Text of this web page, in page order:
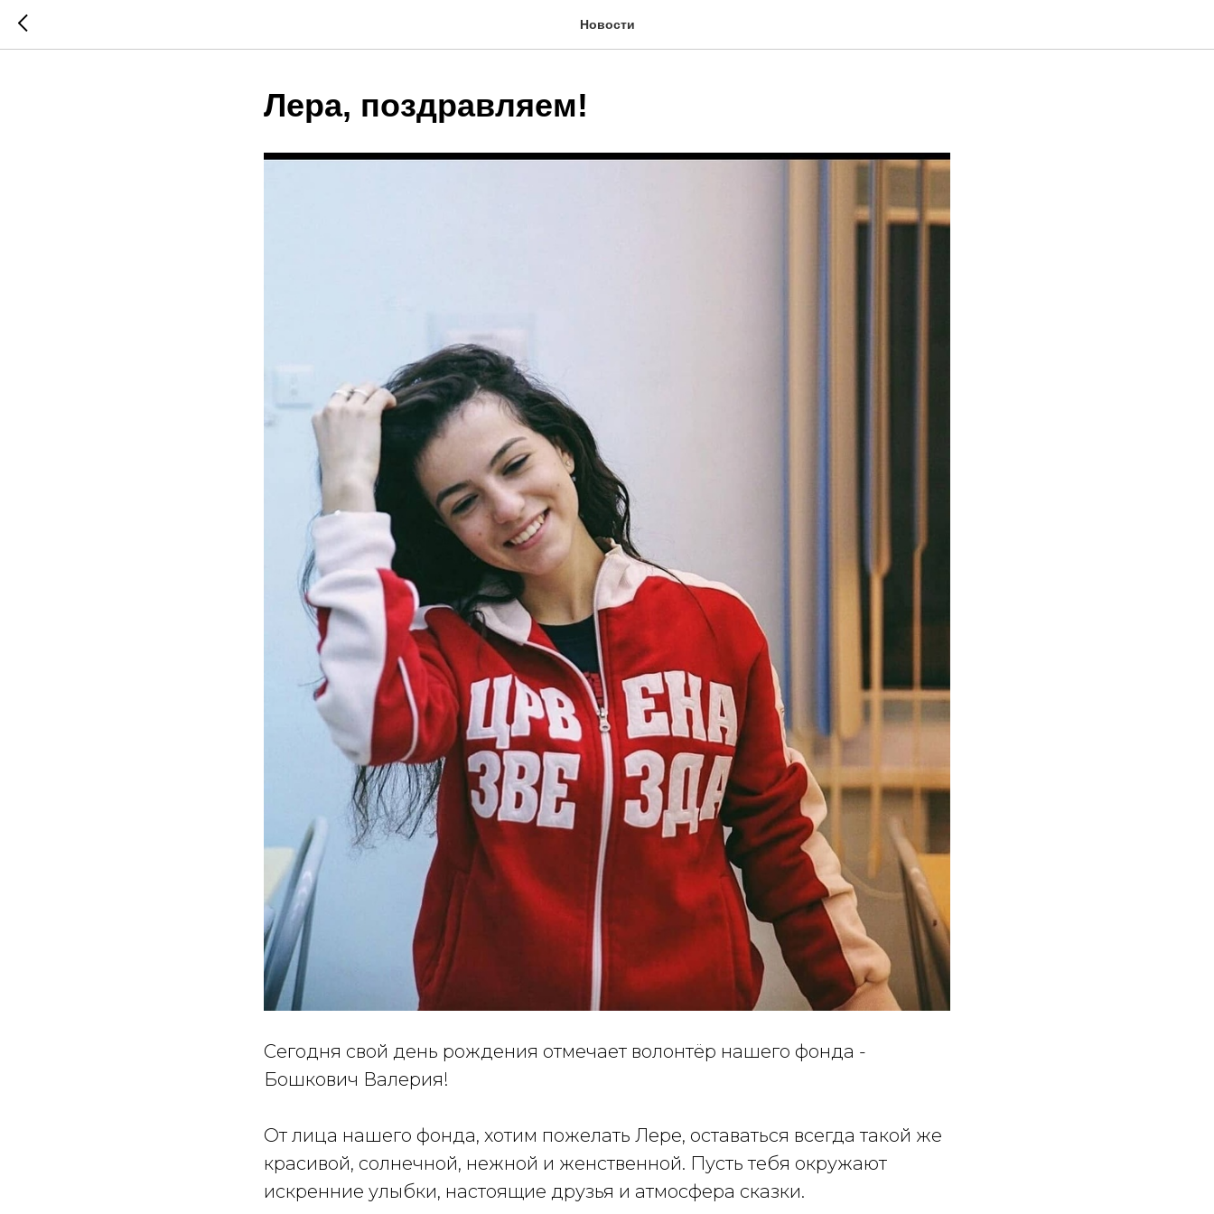
Новости
Лера, поздравляем!
Сегодня свой день рождения отмечает волонтёр нашего фонда -
Бошкович Валерия!
От лица нашего фонда, хотим пожелать Лере, оставаться всегда такой же
красивой, солнечной, нежной и женственной. Пусть тебя окружают
искренние улыбки, настоящие друзья и атмосфера сказки.